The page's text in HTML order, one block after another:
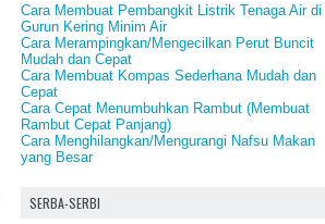
Cara Membuat Pembangkit Listrik Tenaga Air di
Gurun Kering Minim Air
Cara Merampingkan/Mengecilkan Perut Buncit
Mudah dan Cepat
Cara Membuat Kompas Sederhana Mudah dan
Cepat
Cara Cepat Menumbuhkan Rambut (Membuat
Rambut Cepat Panjang)
Cara Menghilangkan/Mengurangi Nafsu Makan
yang Besar
SERBA-SERBI